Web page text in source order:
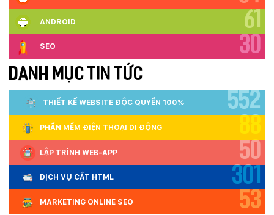
ANDROID 61
SEO 30
DANH MỤC TIN TỨC
THIẾT KẾ WEBSITE ĐỘC QUYỀN 100% 552
PHẦN MỀM ĐIỆN THOẠI DI ĐỘNG 88
LẬP TRÌNH WEB-APP 50
DỊCH VỤ CẮT HTML 301
MARKETING ONLINE SEO 53